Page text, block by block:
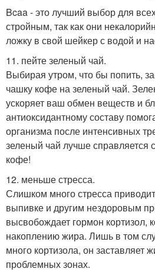
Bcaa - это лучший выбор для
стройным, так как они
ложку в свой шейкер с водой и
11. пейте зеленый чай.
Выбирая утром, что бы попить,
чашку кофе на зеленый чай.
ускоряет ваш обмен веществ и
антиоксидантному составу
организма после интенсивных
зеленый чай лучше справляется
кофе!
12. меньше стресса.
Слишком много стресса
выпивке и другим нездоровым
высвобождает гормон кортизол,
накоплению жира. Лишь в том
много кортизола, он заставляет
проблемных зонах.